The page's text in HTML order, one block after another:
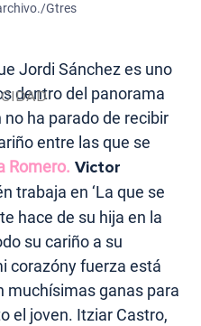
Gtres
Jordi Sánchez es uno
dentro del panorama
ha parado de recibir
entre las que se
Romero. Victor
trabaja en ‘La que se
hace de su hija en la
su cariño a su
corazóny fuerza está
muchísimas ganas para
el joven. Itziar Castro,